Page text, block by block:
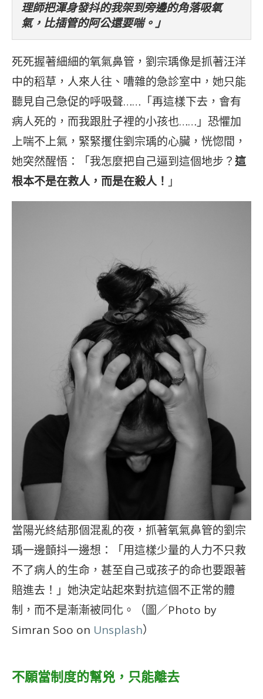
理師把渾身發抖的我架到旁邊的角落吸氧
氣，比插管的阿公還要喘。」
死死握著細細的氧氣鼻管，劉宗瑀像是抓著汪洋
中的稻草，人來人往、嘈雜的急診室中，她只能
聽見自己急促的呼吸聲……「再這樣下去，會有
病人死的，而我跟肚子裡的小孩也……」恐懼加
上喘不上氣，緊緊攫住劉宗瑀的心臟，恍惚間，
她突然醒悟：「我怎麼把自己逼到這個地步？這
根本不是在救人，而是在殺人！ 」
當陽光終結那個混亂的夜，抓著氧氣鼻管的劉宗
瑀一邊顫抖一邊想：「用這樣少量的人力不只救
不了病人的生命，甚至自己或孩子的命也要跟著
賠進去！」她決定站起來對抗這個不正常的體
制，而不是漸漸被同化。（圖／Photo by
Simran Soo on Unsplash）
不願當制度的幫兇，只能離去